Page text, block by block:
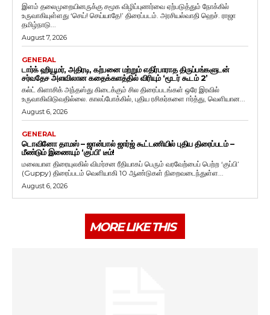
இளம் தலைமுறையினருக்கு சமூக விழிப்புணர்வை ஏற்படுத்தும் நோக்கில்
உருவாகியுள்ளது ‘செய்! செய்யாதே!’ திரைப்படம். அரசியல்வாதி ஹெச். ராஜா
தமிழ்நாடு...
August 7, 2026
GENERAL
டார்க் ஹியூமர், அதிரடி, கற்பனை மற்றும் எதிர்பாராத திருப்பங்களுடன்
சர்வதேச அளவிலான கதைக்களத்தில் விரியும் ‘மூடர் கூடம் 2’
கல்ட் கிளாசிக் அந்தஸ்து கிடைக்கும் சில திரைப்படங்கள் ஒரே இரவில்
உருவாகிவிடுவதில்லை. காலப்போக்கில், புதிய ரசிகர்களை ஈர்த்து, வெளியான...
August 6, 2026
GENERAL
டொவினோ தாமஸ் – ஜான்பால் ஜார்ஜ் கூட்டணியில் புதிய திரைப்படம் –
மீண்டும் இணையும் ‘குப்பி’ டீம்!
மலையாள திரையுலகில் விமர்சன ரீதியாகப் பெரும் வரவேற்பைப் பெற்ற ‘குப்பி’
(Guppy) திரைப்படம் வெளியாகி 10 ஆண்டுகள் நிறைவடைந்துள்ள...
August 6, 2026
MORE LIKE THIS